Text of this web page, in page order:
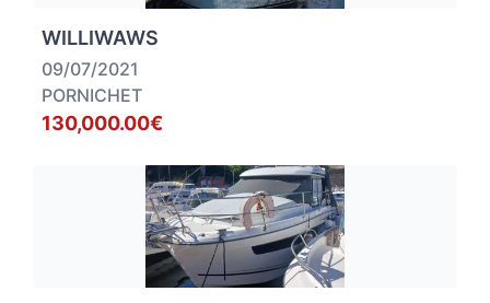
WILLIWAWS
09/07/2021
PORNICHET
130,000.00€